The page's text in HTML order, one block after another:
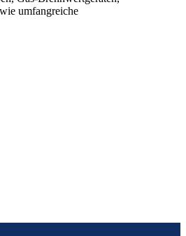
umfangreiche